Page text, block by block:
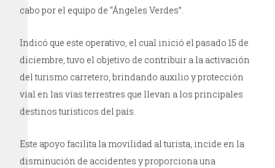
cabo por el equipo de “Ángeles Verdes”.
Indicó que este operativo, el cual inició el pasado 15 de
diciembre, tuvo el objetivo de contribuir a la activación
del turismo carretero, brindando auxilio y protección
vial en las vías terrestres que llevan a los principales
destinos turísticos del país.
Este apoyo facilita la movilidad al turista, incide en la
disminución de accidentes y proporciona una